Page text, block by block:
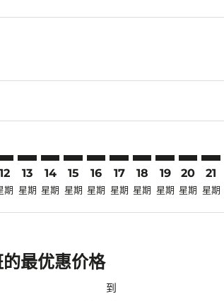
12
期
13
星期
14
星期
15
星期
16
星期
17
星期
18
星期
19
星期
20
星期
21
星期
最优惠价格
到